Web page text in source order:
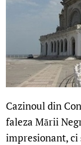
Cazinoul din
faleza Mării
impresionant, ci